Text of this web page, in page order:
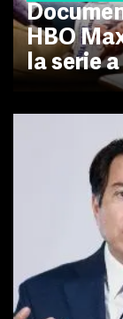
HBO
la serie